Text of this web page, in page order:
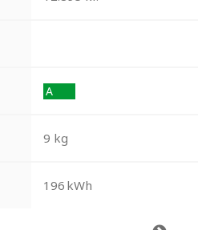
9 kg
196 kWh